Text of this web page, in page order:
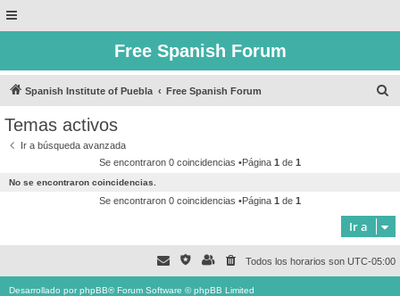
Free Spanish Forum
Spanish Institute of Puebla Free Spanish Forum
Temas activos
Ir a búsqueda avanzada
Se encontraron 0 coincidencias •Página 1 de 1
No se encontraron coincidencias.
Se encontraron 0 coincidencias •Página 1 de 1
Ir a
Todos los horarios son UTC-05:00
Desarrollado porphpBB® Forum Software © phpBB Limited